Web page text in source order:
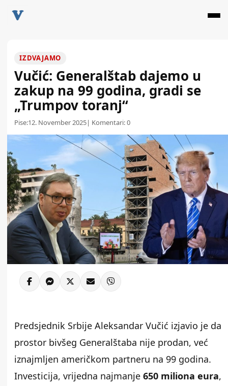
IZDVAJAMO
Vučić: Generalštab dajemo u
zakup na 99 godina, gradi se
„Trumpov toranj“
Pise:12. November 2025| Komentari:0
Predsjednik Srbije Aleksandar Vučić izjavio je da
prostor bivšeg Generalštaba nije prodan, već
iznajmljen američkom partneru na 99 godina.
Investicija, vrijedna najmanje 650 miliona eura,